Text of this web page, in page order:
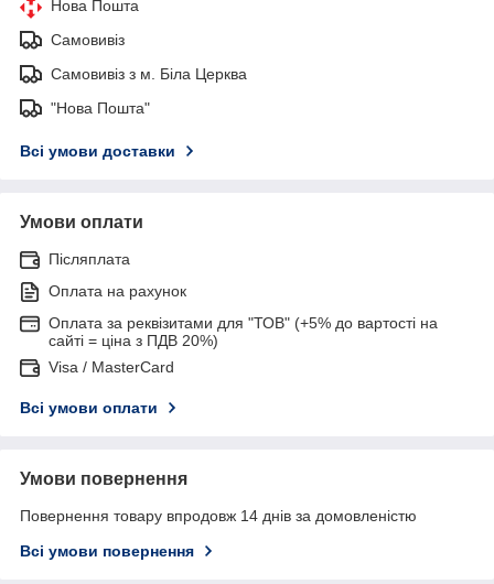
Нова Пошта
Самовивіз
Самовивіз з м. Біла Церква
"Нова Пошта"
Всі умови доставки
Умови оплати
Післяплата
Оплата на рахунок
Оплата за реквізитами для "ТОВ" (+5% до вартості на
сайті = ціна з ПДВ 20%)
Visa / MasterCard
Всі умови оплати
Умови повернення
Повернення товару впродовж 14 днів за домовленістю
Всі умови повернення